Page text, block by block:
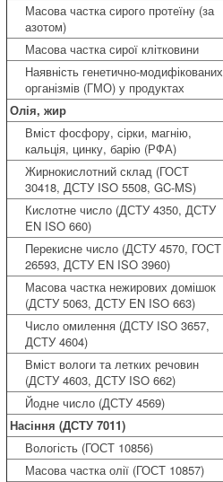
Масова частка сирого протеїну (за
азотом)
Масова частка сирої клітковини
Наявність генетично-модифікованих
організмів (ГМО) у продуктах
Олія, жир
Вміст фосфору, сірки, магнію,
кальція, цинку, барію (РФА)
Жирнокислотний склад (ГОСТ
30418, ДСТУ ISO 5508, GC-MS)
Кислотне число (ДСТУ 4350, ДСТУ
EN ISO 660)
Перекисне число (ДСТУ 4570, ГОСТ
26593, ДСТУ EN ISO 3960)
Масова частка нежирових домішок
(ДСТУ 5063, ДСТУ EN ISO 663)
Число омилення (ДСТУ ISO 3657,
ДСТУ 4604)
Вміст вологи та летких речовин
(ДСТУ 4603, ДСТУ ISO 662)
Йодне число (ДСТУ 4569)
Насіння (​ДСТУ 7011)
Вологість (ГОСТ 10856)
Масова частка олії (ГОСТ 10857)